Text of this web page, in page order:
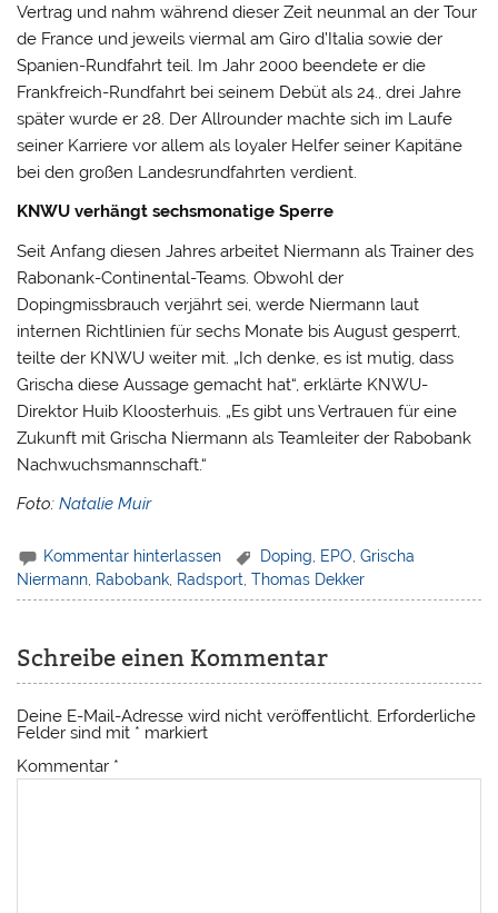
Vertrag und nahm während dieser Zeit neunmal an der Tour
de France und jeweils viermal am Giro d’Italia sowie der
Spanien-Rundfahrt teil. Im Jahr 2000 beendete er die
Frankfreich-Rundfahrt bei seinem Debüt als 24., drei Jahre
später wurde er 28. Der Allrounder machte sich im Laufe
seiner Karriere vor allem als loyaler Helfer seiner Kapitäne
bei den großen Landesrundfahrten verdient.
KNWU verhängt sechsmonatige Sperre
Seit Anfang diesen Jahres arbeitet Niermann als Trainer des
Rabonank-Continental-Teams. Obwohl der
Dopingmissbrauch verjährt sei, werde Niermann laut
internen Richtlinien für sechs Monate bis August gesperrt,
teilte der KNWU weiter mit. „Ich denke, es ist mutig, dass
Grischa diese Aussage gemacht hat“, erklärte KNWU-
Direktor Huib Kloosterhuis. „Es gibt uns Vertrauen für eine
Zukunft mit Grischa Niermann als Teamleiter der Rabobank
Nachwuchsmannschaft.“
Foto:Natalie Muir
Kommentar hinterlassen Doping EPO ,Grischa
Niermann, Rabobank, Radsport,Thomas Dekker
Schreibe einen Kommentar
Deine E-Mail-Adresse wird nicht veröffentlicht. Erforderliche
Felder sind mit * markiert
Kommentar *